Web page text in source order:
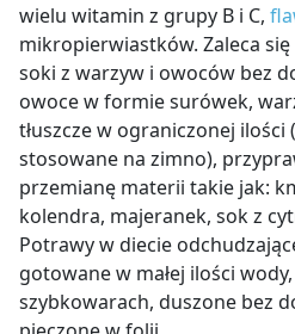
wielu witamin z grupy B i C,
mikropierwiastków. Zaleca
soki z warzyw i owoców bez
owoce w formie surówek,
tłuszcze w ograniczonej
stosowane na zimno),
przemianę materii takie jak:
kolendra, majeranek, sok z
Potrawy w diecie
gotowane w małej ilości
szybkowarach, duszone bez